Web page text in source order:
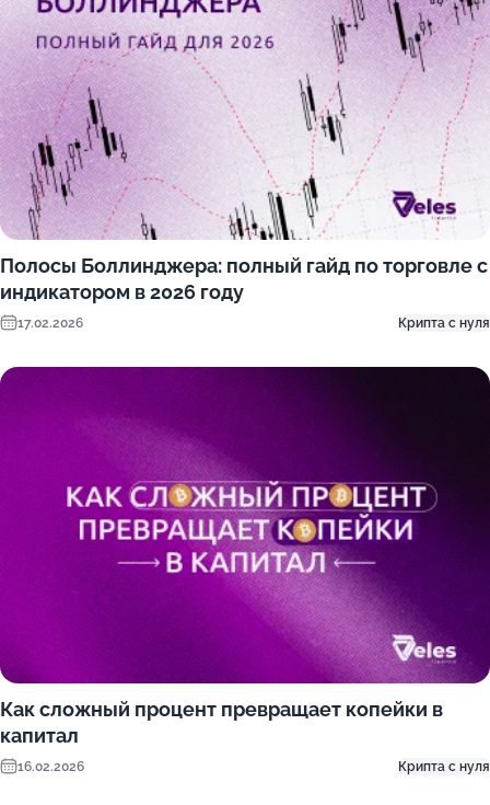
Полосы Боллинджера: полный гайд по торговле с
индикатором в 2026 году
17.02.2026 Крипта с нуля
Как сложный процент превращает копейки в
капитал
16.02.2026 Крипта с нуля